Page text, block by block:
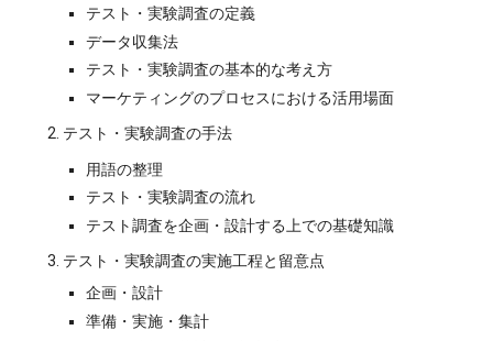
テスト・実験調査の定義
データ収集法
テスト・実験調査の基本的な考え方
マーケティングのプロセスにおける活用場面
テスト・実験調査の手法
用語の整理
テスト・実験調査の流れ
テスト調査を企画・設計する上での基礎知識
テスト・実験調査の実施工程と留意点
企画・設計
準備・実施・集計